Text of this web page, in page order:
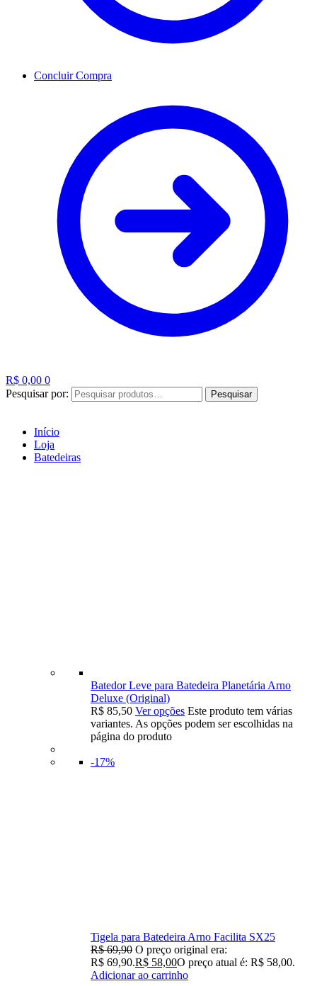
Concluir Compra
R$ 0,00 0
Pesquisar por:
Pesquisar
Início
Loja
Batedeiras
Batedor Leve para Batedeira Planetária Arno
Deluxe (Original)
R$ 85,50 Ver opções Este produto tem várias
variantes. As opções podem ser escolhidas na
página do produto
-17%
Tigela para Batedeira Arno Facilita SX25
R$69,90 O preço original era:
R$ 69,90.R$ 58,00O preço atual é: R$ 58,00.
Adicionar ao carrinho